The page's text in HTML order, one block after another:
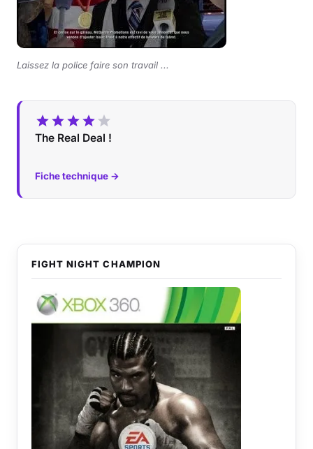
Laissez la police faire son travail ...
The Real Deal !
Fiche technique →
FIGHT NIGHT CHAMPION